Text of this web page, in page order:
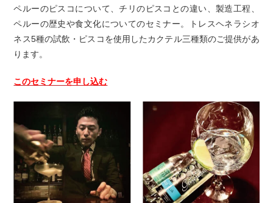
ペルーのピスコについて、チリのピスコとの違い、製造工程、
ペルーの歴史や食文化についてのセミナー。トレスヘネラシオ
ネス5種の試飲・ピスコを使用したカクテル三種類のご提供があ
ります。
このセミナーを申し込む